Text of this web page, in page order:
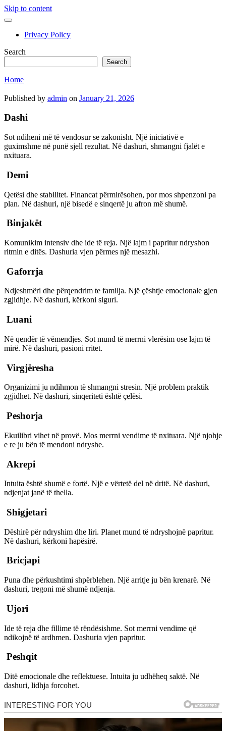
Skip to content
open
primary
menu Privacy Policy
Sidebar
Search
Search
Home
Published by admin on January 21, 2026
Dashi
Sot ndiheni më të vendosur se zakonisht. Një iniciativë e
guximshme në punë sjell rezultat. Në dashuri, shmangni fjalët e
nxituara.
Demi
Qetësi dhe stabilitet. Financat përmirësohen, por mos shpenzoni pa
plan. Në dashuri, një bisedë e sinqertë ju afron më shumë.
Binjakët
Komunikim intensiv dhe ide të reja. Një lajm i papritur ndryshon
ritmin e ditës. Dashuria vjen përmes një mesazhi.
Gaforrja
Ndjeshmëri dhe përqendrim te familja. Një çështje emocionale gjen
zgjidhje. Në dashuri, kërkoni siguri.
Luani
Në qendër të vëmendjes. Sot mund të merrni vlerësim ose lajm të
mirë. Në dashuri, pasioni rritet.
Virgjëresha
Organizimi ju ndihmon të shmangni stresin. Një problem praktik
zgjidhet. Në dashuri, sinqeriteti është çelësi.
Peshorja
Ekuilibri vihet në provë. Mos merrni vendime të nxituara. Një njohje
e re ju bën të mendoni ndryshe.
Akrepi
Intuita është shumë e fortë. Një e vërtetë del në dritë. Në dashuri,
ndjenjat janë të thella.
Shigjetari
Dëshirë për ndryshim dhe liri. Planet mund të ndryshojnë papritur.
Në dashuri, kërkoni hapësirë.
Bricjapi
Puna dhe përkushtimi shpërblehen. Një arritje ju bën krenarë. Në
dashuri, tregoni më shumë ndjenja.
Ujori
Ide të reja dhe fillime të rëndësishme. Sot merrni vendime që
ndikojnë të ardhmen. Dashuria vjen papritur.
Peshqit
Ditë emocionale dhe reflektuese. Intuita ju udhëheq saktë. Në
dashuri, lidhja forcohet.